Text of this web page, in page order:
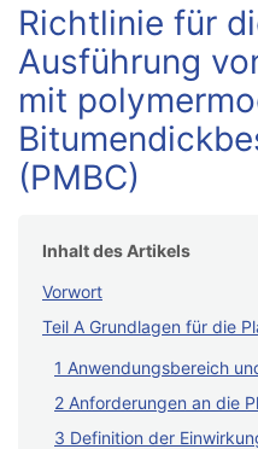
Richtlinie für
Ausführung
mit
(PMBC)
Inhalt des Artikels
Vorwort
Teil A Grundlagen für die
1 Anwendungsbereich
2 Anforderungen an die
3 Definition der